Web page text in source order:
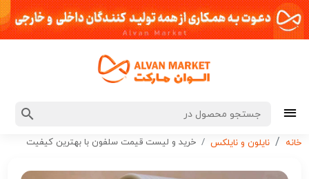
خانه نایلون و نایلکس خرید و لیست قیمت سلفون با بهترین کیفیت